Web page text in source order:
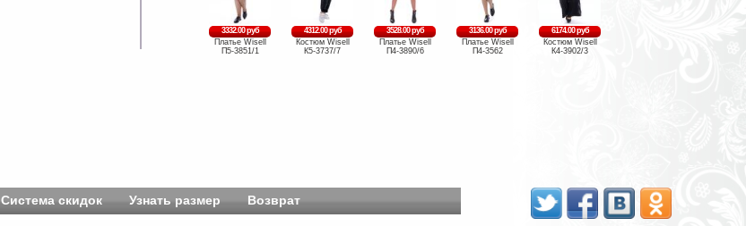
3332.00 руб
Платье Wisell
П5-3851/1
4312.00 руб
Костюм Wisell
К5-3737/7
3528.00 руб
Платье Wisell
П4-3890/6
3136.00 руб
Платье Wisell
П4-3562
6174.00 руб
Костюм Wisell
К4-3902/3
Система скидок Узнать размер Возврат